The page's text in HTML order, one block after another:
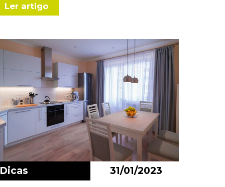
Ler artigo
Dicas 31/01/2023